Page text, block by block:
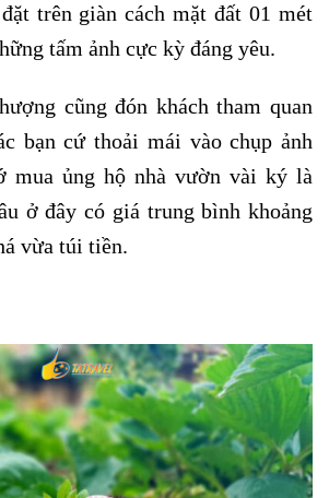
trên giàn cách mặt đất 01 mét
tấm ảnh cực kỳ đáng yêu.
cũng đón khách tham quan
bạn cứ thoải mái vào chụp ảnh
mua ủng hộ nhà vườn vài ký là
ở đây có giá trung bình khoảng
vừa túi tiền.